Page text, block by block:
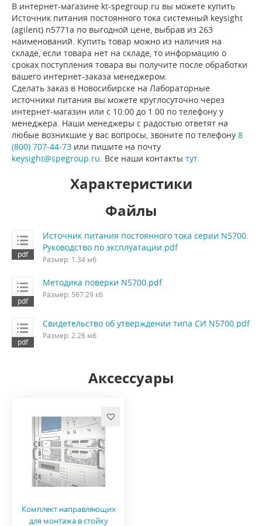
В интернет-магазине kt-spegroup.ru вы можете купить
Источник питания постоянного тока системный keysight
(agilent) n5771a по выгодной цене, выбрав из 263
наименований. Купить товар можно из наличия на
складе, если товара нет на складе, то информацию о
сроках поступления товара вы получите после обработки
вашего интернет-заказа менеджером.
Сделать заказ в Новосибирске на Лабораторные
источники питания вы можете круглосуточно через
интернет-магазин или с 10:00 до 1:00 по телефону у
менеджера. Наши менеджеры с радостью ответят на
любые возникшие у вас вопросы, звоните по телефону 8
(800) 707-44-73 или пишите на почту
keysight@spegroup.ru. Все наши контакты тут.
Характеристики
Файлы
Источник питания постоянного тока серии N5700.
Руководство по эксплуатации.pdf
Размер: 1.34 мб
Методика поверки N5700.pdf
Размер: 567.29 кб
Свидетельство об утверждении типа СИ N5700.pdf
Размер: 2.26 мб
Аксессуары
Комплект направляющих
для монтажа в стойку